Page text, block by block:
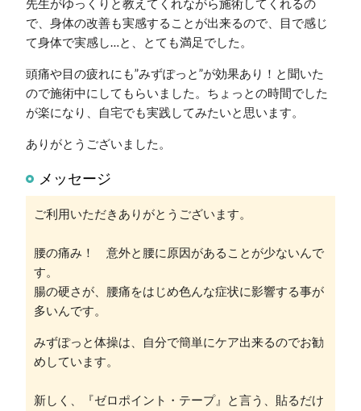
先生がゆっくりと教えてくれながら施術してくれるの
で、身体の改善も実感することが出来るので、目で感じ
て身体で実感し…と、とても満足でした。
頭痛や目の疲れにも”みずぽっと”が効果あり！と聞いた
ので施術中にしてもらいました。ちょっとの時間でした
が楽になり、自宅でも実践してみたいと思います。
ありがとうございました。
メッセージ
ご利用いただきありがとうございます。
腰の痛み！ 意外と腰に原因があることが少ないんで
す。
腸の硬さが、腰痛をはじめ色んな症状に影響する事が
多いんです。
みずぽっと体操は、自分で簡単にケア出来るのでお勧
めしています。
新しく、『ゼロポイント・テープ』と言う、貼るだけ